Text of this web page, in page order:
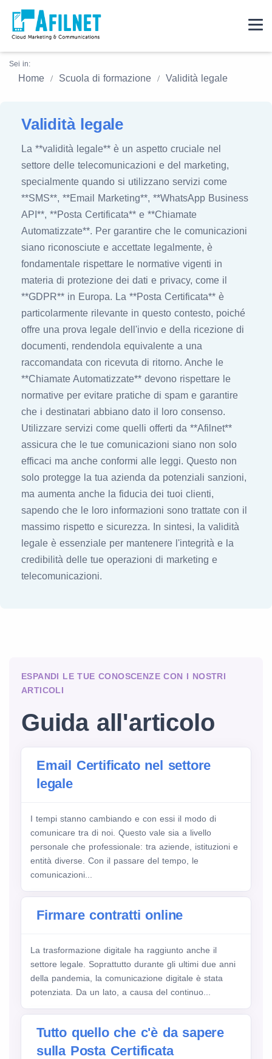
Sei in:
Home Scuola di formazione Validità legale
Validità legale
La **validità legale** è un aspetto cruciale nel
settore delle telecomunicazioni e del marketing,
specialmente quando si utilizzano servizi come
**SMS**, **Email Marketing**, **WhatsApp Business
API**, **Posta Certificata** e **Chiamate
Automatizzate**. Per garantire che le comunicazioni
siano riconosciute e accettate legalmente, è
fondamentale rispettare le normative vigenti in
materia di protezione dei dati e privacy, come il
**GDPR** in Europa. La **Posta Certificata** è
particolarmente rilevante in questo contesto, poiché
offre una prova legale dell'invio e della ricezione di
documenti, rendendola equivalente a una
raccomandata con ricevuta di ritorno. Anche le
**Chiamate Automatizzate** devono rispettare le
normative per evitare pratiche di spam e garantire
che i destinatari abbiano dato il loro consenso.
Utilizzare servizi come quelli offerti da **Afilnet**
assicura che le tue comunicazioni siano non solo
efficaci ma anche conformi alle leggi. Questo non
solo protegge la tua azienda da potenziali sanzioni,
ma aumenta anche la fiducia dei tuoi clienti,
sapendo che le loro informazioni sono trattate con il
massimo rispetto e sicurezza. In sintesi, la validità
legale è essenziale per mantenere l'integrità e la
credibilità delle tue operazioni di marketing e
telecomunicazioni.
ESPANDI LE TUE CONOSCENZE CON I NOSTRI
ARTICOLI
Guida all'articolo
Email Certificato nel settore
legale
I tempi stanno cambiando e con essi il modo di
comunicare tra di noi. Questo vale sia a livello
personale che professionale: tra aziende, istituzioni e
entità diverse. Con il passare del tempo, le
comunicazioni...
Firmare contratti online
La trasformazione digitale ha raggiunto anche il
settore legale. Soprattutto durante gli ultimi due anni
della pandemia, la comunicazione digitale è stata
potenziata. Da un lato, a causa del continuo...
Tutto quello che c'è da sapere
sulla Posta Certificata